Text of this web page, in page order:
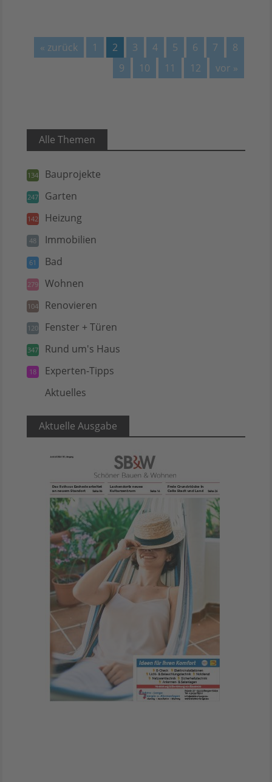
« zurück 1 2 3 4 5 6 7
8
9
10 11 12 vor »
Alle Themen
134 Bauprojekte
247 Garten
142 Heizung
48 Immobilien
61 Bad
279 Wohnen
104 Renovieren
120 Fenster + Türen
347 Rund um's Haus
18 Experten-Tipps
Aktuelles
Aktuelle Ausgabe